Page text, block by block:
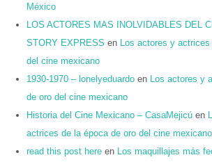
México
LOS ACTORES MAS INOLVIDABLES DEL
STORY EXPRESS en
Los actores y
del cine mexicano
1930-1970 – lonelyeduardo en
Los actores y
de oro del cine mexicano
Historia del Cine Mexicano – CasaMejicú en
actrices de la época de oro del cine mexicano
read this post here en Los maquillajes más